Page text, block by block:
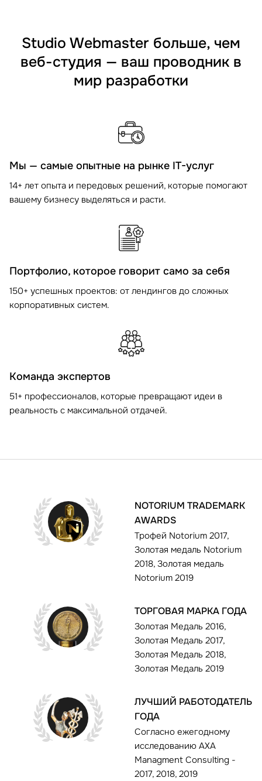
Studio Webmaster больше, чем
веб-студия — ваш проводник в
мир разработки
Мы — самые опытные на рынке IT-услуг
14+ лет опыта и передовых решений, которые помогают
вашему бизнесу выделяться и расти.
Портфолио, которое говорит само за себя
150+ успешных проектов: от лендингов до сложных
корпоративных систем.
Команда экспертов
51+ профессионалов, которые превращают идеи в
реальность с максимальной отдачей.
NOTORIUM TRADEMARK
AWARDS
Трофей Notorium 2017,
Золотая медаль Notorium
2018, Золотая медаль
Notorium 2019
ТОРГОВАЯ МАРКА ГОДА
Золотая Медаль 2016,
Золотая Медаль 2017,
Золотая Медаль 2018,
Золотая Медаль 2019
ЛУЧШИЙ РАБОТОДАТЕЛЬ
ГОДА
Согласно ежегодному
исследованию AXA
Managment Consulting -
2017, 2018, 2019